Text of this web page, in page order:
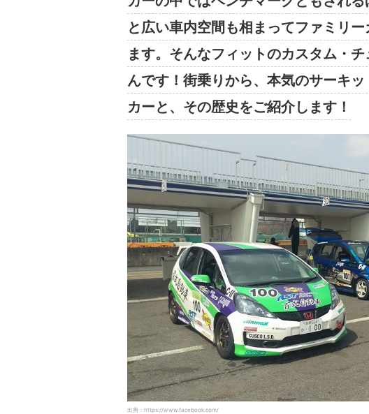
と広い車内空間も相まってファミリ
ます。そんなフィットのカスタム・
んです！街乗りから、本気のサーキ
カーと、その歴史をご紹介します！
出典：https://www.facebook.com/